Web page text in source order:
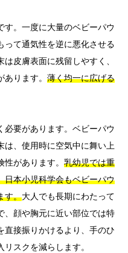
す。一度に大量のベビーパウ
って通気性を逆に悪化させる
皮膚表面に残留しやすく、
ります。 薄く均一に広げる
必要があります。ベビーパウ
は、使用時に空気中に舞い上
があります。 乳幼児では重
日本小児科学会もベビーパウ
す。大人でも長期にわたって
、顔や胸元に近い部位では特
直接振りかけるより、手のひ
スクを減らします。